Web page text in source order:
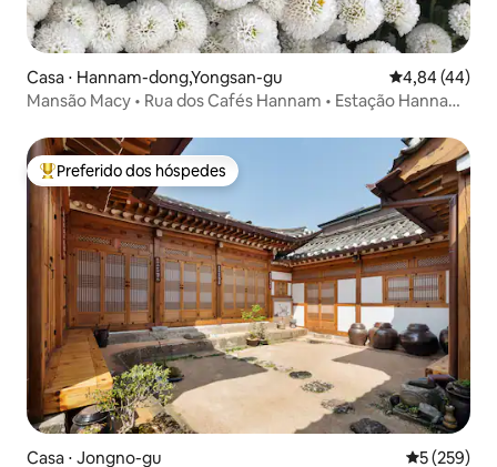
Casa ⋅ Hannam-dong,Yongsan-gu 4,84 de uma
4,84 (44)
Mansão Macy • Rua dos Cafés Hannam • Estação Hannam
Entre os melhores preferidos dos hóspedes
Preferido dos hóspedes
Casa ⋅ Jongno-gu 5 de uma
5 (259)